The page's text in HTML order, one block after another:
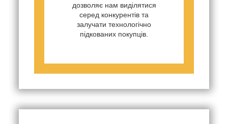
дозволяє нам виділятися
серед конкурентів та
залучати технологічно
підкованих покупців.